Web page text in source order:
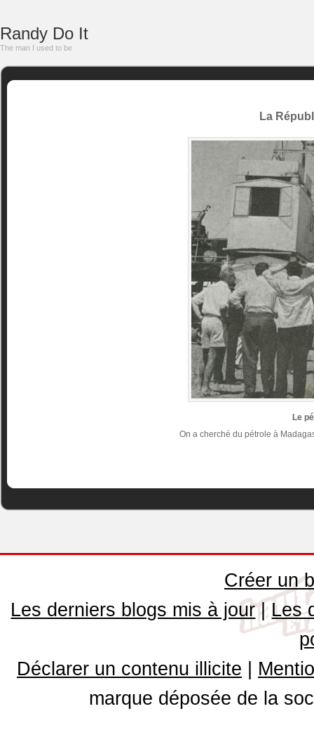
Randy Do It
The man I used to be
La
Le
On a cherché du pétrole à
Créer un
Les derniers blogs mis à jour| Les
Déclarer un contenu illicite
marque déposée de la